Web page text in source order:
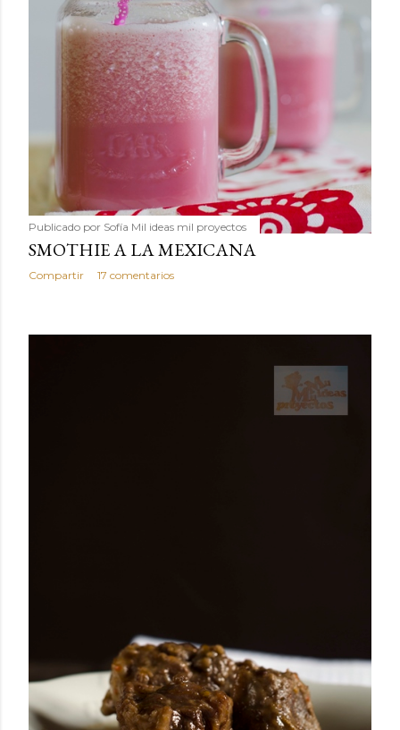
Publicado por Sofía Mil ideas mil proyectos
SMOTHIE A LA MEXICANA
Compartir 17 comentarios